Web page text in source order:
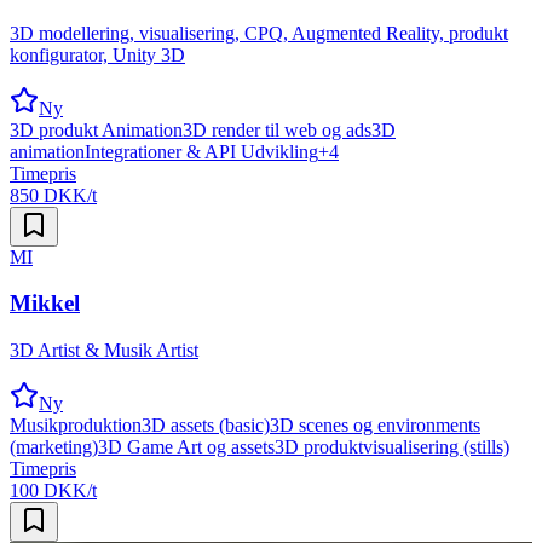
3D modellering, visualisering, CPQ, Augmented Reality, produkt
konfigurator, Unity 3D
Ny
3D produkt Animation3D render til web og ads3D
animationIntegrationer & API Udvikling+4
Timepris
850 DKK/t
MI
Mikkel
3D Artist & Musik Artist
Ny
Musikproduktion3D assets (basic)3D scenes og environments
(marketing)3D Game Art og assets3D produktvisualisering (stills)
Timepris
100 DKK/t